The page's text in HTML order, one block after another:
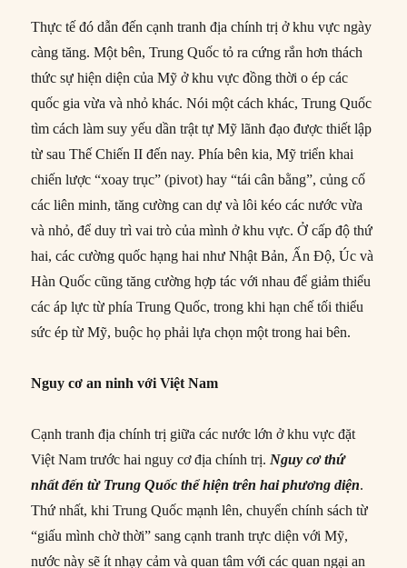
Thực tế đó dẫn đến cạnh tranh địa chính trị ở khu vực ngày
càng tăng. Một bên, Trung Quốc tỏ ra cứng rắn hơn thách
thức sự hiện diện của Mỹ ở khu vực đồng thời o ép các
quốc gia vừa và nhỏ khác. Nói một cách khác, Trung Quốc
tìm cách làm suy yếu dần trật tự Mỹ lãnh đạo được thiết lập
từ sau Thế Chiến II đến nay. Phía bên kia, Mỹ triển khai
chiến lược “xoay trục” (pivot) hay “tái cân bằng”, củng cố
các liên minh, tăng cường can dự và lôi kéo các nước vừa
và nhỏ, để duy trì vai trò của mình ở khu vực. Ở cấp độ thứ
hai, các cường quốc hạng hai như Nhật Bản, Ấn Độ, Úc và
Hàn Quốc cũng tăng cường hợp tác với nhau để giảm thiểu
các áp lực từ phía Trung Quốc, trong khi hạn chế tối thiểu
sức ép từ Mỹ, buộc họ phải lựa chọn một trong hai bên.
Nguy cơ an ninh với Việt Nam
Cạnh tranh địa chính trị giữa các nước lớn ở khu vực đặt
Việt Nam trước hai nguy cơ địa chính trị. Nguy cơ thứ
nhất đến từ Trung Quốc thể hiện trên hai phương diện.
Thứ nhất, khi Trung Quốc mạnh lên, chuyển chính sách từ
“giấu mình chờ thời” sang cạnh tranh trực diện với Mỹ,
nước này sẽ ít nhạy cảm và quan tâm với các quan ngại an